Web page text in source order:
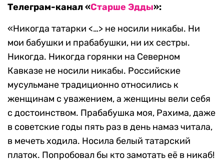
Телеграм-канал «Старше Эдды»:
«Никогда татарки <…> не носили никабы. Ни
мои бабушки и прабабушки, ни их сестры.
Никогда. Никогда горянки на Северном
Кавказе не носили никабы. Российские
мусульмане традиционно относились к
женщинам с уважением, а женщины вели себя
с достоинством. Прабабушка моя, Рахима, даже
в советские годы пять раз в день намаз читала,
в мечеть ходила. Носила белый татарский
платок. Попробовал бы кто замотать её в никаб!